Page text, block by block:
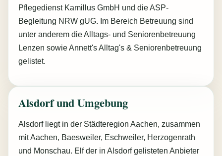
Pflegedienst Kamillus GmbH und die ASP-
Begleitung NRW gUG. Im Bereich Betreuung sind
unter anderem die Alltags- und Seniorenbetreuung
Lenzen sowie Annett's Alltag's & Seniorenbetreuung
gelistet.
Alsdorf und Umgebung
Alsdorf liegt in der Städteregion Aachen, zusammen
mit Aachen, Baesweiler, Eschweiler, Herzogenrath
und Monschau. Elf der in Alsdorf gelisteten Anbieter